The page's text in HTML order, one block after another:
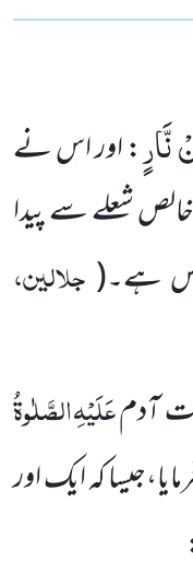
: اور اس نے
شعلے سے پیدا
ہے۔( جلالین،
آدمعَلَیْہِالصَّلٰوۃُ
کہ ایک اور